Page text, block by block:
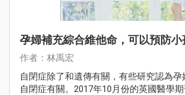
孕婦補充綜合維他命，可以預防
作者：林禹宏
自閉症除了和遺傳有關，有些研究認為
自閉症有關。2017年10月份的英國醫學